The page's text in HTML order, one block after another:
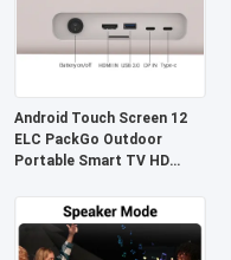
Android Touch Screen 12
ELC PackGo Outdoor
Portable Smart TV HD